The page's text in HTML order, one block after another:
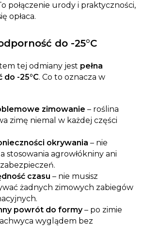
połączenie urody i praktyczności,
opłaca.
do -25°C
tej odmiany jest pełna
-25°C. Co to oznacza w
zimowanie – roślina
zimę niemal w każdej części
okrywania – nie
stosowania agrowłókniny ani
czasu – nie musisz
żadnych zimowych zabiegów
powrót do formy– po zimie
wyglądem bez